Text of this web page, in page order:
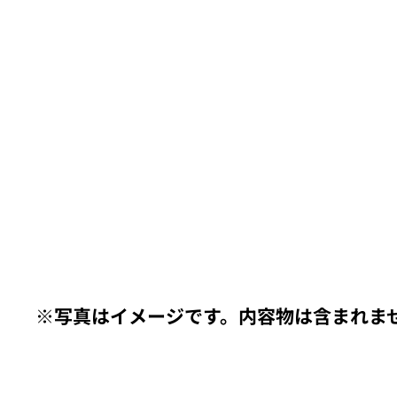
※写真はイメージです。内容物は含まれま
お好みのフォント（書体）を選び